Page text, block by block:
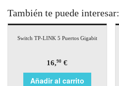
También te puede interesar:
Switch TP-LINK 5 Puertos Gigabit
16,90 €
Añadir al carrito